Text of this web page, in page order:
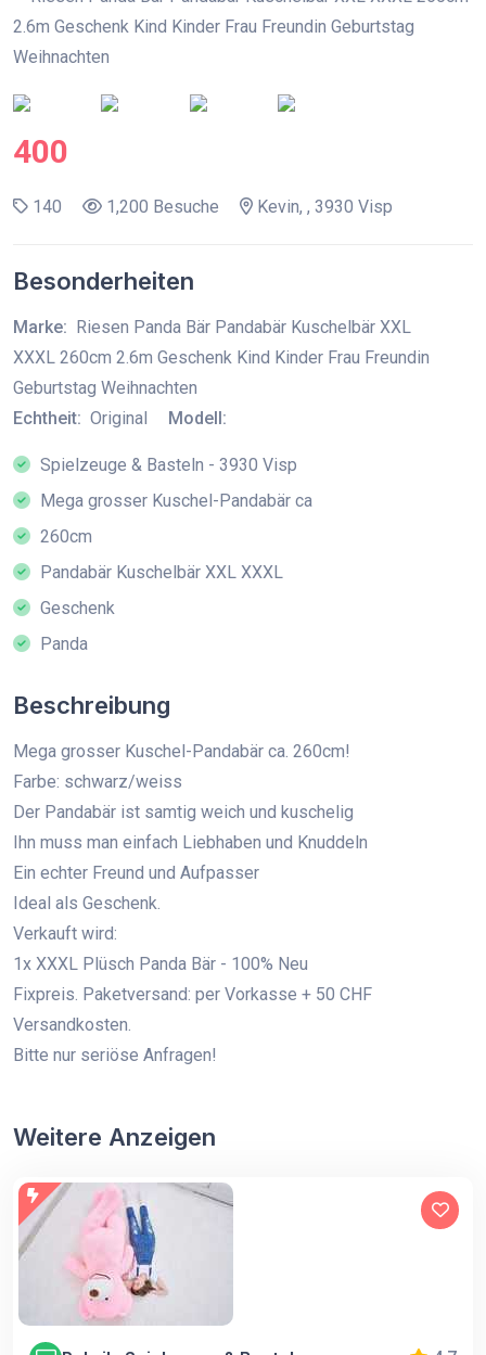
400
140 1,200 Besuche Kevin, , 3930 Visp
Besonderheiten
Marke: Riesen Panda Bär Pandabär Kuschelbär XXL
XXXL 260cm 2.6m Geschenk Kind Kinder Frau Freundin
Geburtstag Weihnachten
Echtheit: Original Modell:
Spielzeuge & Basteln - 3930 Visp
Mega grosser Kuschel-Pandabär ca
260cm
Pandabär Kuschelbär XXL XXXL
Geschenk
Panda
Beschreibung
Mega grosser Kuschel-Pandabär ca. 260cm!
Farbe: schwarz/weiss
Der Pandabär ist samtig weich und kuschelig
Ihn muss man einfach Liebhaben und Knuddeln
Ein echter Freund und Aufpasser
Ideal als Geschenk.
Verkauft wird:
1x XXXL Plüsch Panda Bär - 100% Neu
Fixpreis. Paketversand: per Vorkasse + 50 CHF
Versandkosten.
Bitte nur seriöse Anfragen!
Weitere Anzeigen